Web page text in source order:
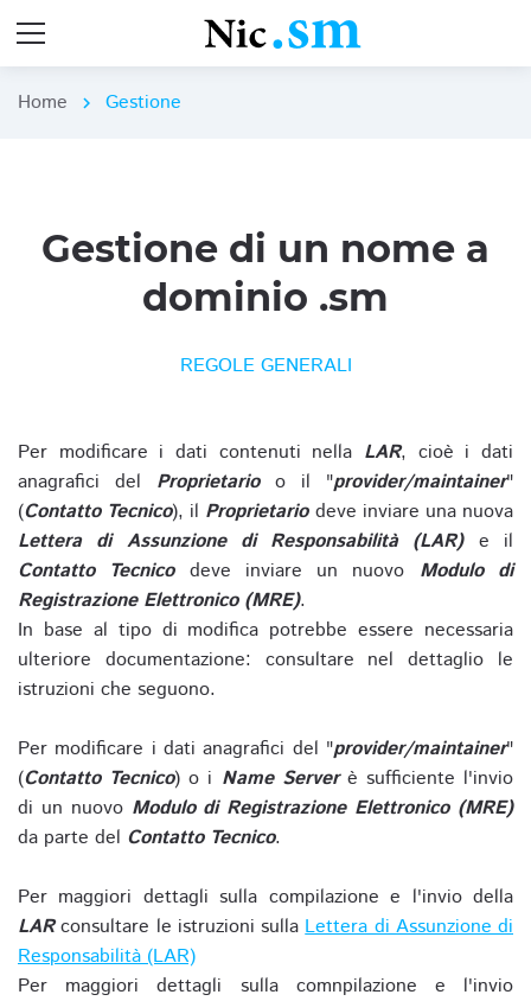
Home chevron_right Gestione
Gestione di un nome a
dominio .sm
REGOLE GENERALI
Per modificare i dati contenuti nella LAR, cioè i dati
anagrafici del Proprietarioo il "provider/maintainer"
(Contatto Tecnico), il Proprietariodeve inviare una nuova
Lettera di Assunzione di Responsabilità (LAR)e il
Contatto Tecnicodeve inviare un nuovo Modulo di
Registrazione Elettronico (MRE).
In base al tipo di modifica potrebbe essere necessaria
ulteriore documentazione: consultare nel dettaglio le
istruzioni che seguono.
Per modificare i dati anagrafici del "provider/maintainer"
(Contatto Tecnico) o i Name Serverè sufficiente l'invio
di un nuovo Modulo di Registrazione Elettronico (MRE)
da parte del Contatto Tecnico.
Per maggiori dettagli sulla compilazione e l'invio della
LARconsultare le istruzioni sullaLettera di Assunzione di
Responsabilità (LAR)
Per maggiori dettagli sulla comnpilazione e l'invio